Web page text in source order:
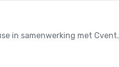
in samenwerking met Cvent.